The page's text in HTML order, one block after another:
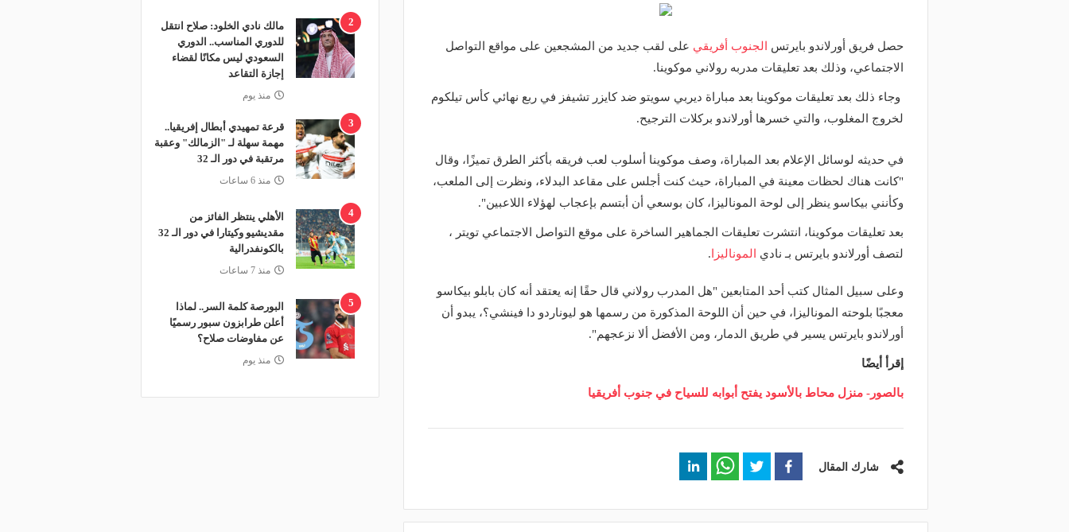
حصل فريق أورلاندو بايرتس الجنوب أفريقي على لقب جديد من المشجعين على مواقع التواصل
الاجتماعي، وذلك بعد تعليقات مدربه رولاني موكوينا.
وجاء ذلك بعد تعليقات موكوينا بعد مباراة ديربي سويتو ضد كايزر تشيفز في ربع نهائي كأس تيلكوم
لخروج المغلوب، والتي خسرها أورلاندو بركلات الترجيح.
في حديثه لوسائل الإعلام بعد المباراة، وصف موكوينا أسلوب لعب فريقه بأكثر الطرق تميزًا، وقال
"كانت هناك لحظات معينة في المباراة، حيث كنت أجلس على مقاعد البدلاء، ونظرت إلى الملعب،
وكأنني بيكاسو ينظر إلى لوحة الموناليزا، كان بوسعي أن أبتسم بإعجاب لهؤلاء اللاعبين".
بعد تعليقات موكوينا، انتشرت تعليقات الجماهير الساخرة على موقع التواصل الاجتماعي تويتر ،
لتصف أورلاندو بايرتس بـ نادي
الموناليزا .
وعلى سبيل المثال كتب أحد المتابعين "هل المدرب رولاني قال حقًا إنه يعتقد أنه كان بابلو بيكاسو
معجبًا بلوحته الموناليزا، في حين أن اللوحة المذكورة من رسمها هو ليوناردو دا فينشي؟، يبدو أن
أورلاندو بايرتس يسير في طريق الدمار، ومن الأفضل ألا نزعجهم".
إقرأ أيضًا
بالصور- منزل محاط بالأسود يفتح أبوابه للسياح في جنوب أفريقيا
شارك المقال
2
مالك نادي الخلود: صلاح انتقل
للدوري المناسب.. الدوري
السعودي ليس مكانًا لقضاء
إجازة التقاعد
منذ يوم
3
قرعة تمهيدي أبطال إفريقيا..
مهمة سهلة لـ "الزمالك" وعقبة
مرتقبة في دور الـ 32
منذ 6 ساعات
4
الأهلي ينتظر الفائز من
مقديشيو وكيتارا في دور الـ 32
بالكونفدرالية
منذ 7 ساعات
5
البورصة كلمة السر.. لماذا
أعلن طرابزون سبور رسميًا
عن مفاوضات صلاح؟
منذ يوم